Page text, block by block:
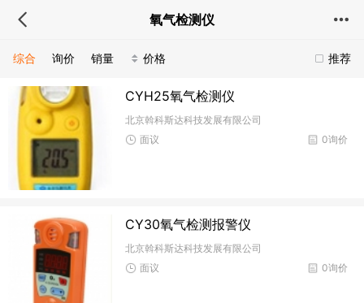
氧气检测仪
推荐
综合 询价 销量 价格
CYH25氧气检测仪
北京斡科斯达科技发展有限公司
0询价
面议
CY30氧气检测报警仪
北京斡科斯达科技发展有限公司
0询价
面议